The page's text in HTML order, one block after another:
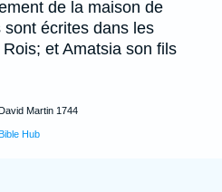
de la maison de
écrites dans les
et Amatsia son fils
Martin 1744
Hub